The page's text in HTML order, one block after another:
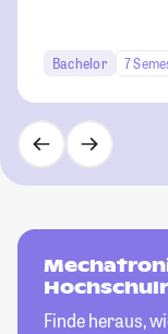
Bachelor 7
Finde heraus,